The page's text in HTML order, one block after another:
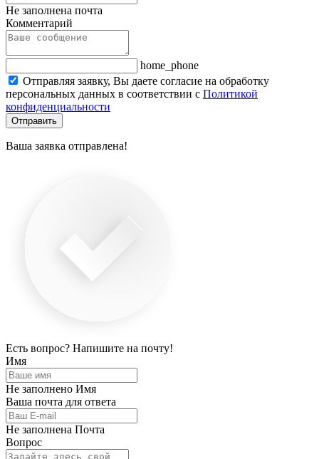
Не заполнена почта
Комментарий
home_phone
Отправляя заявку, Вы даете согласие на обработку
персональных данных в соответствии с Политикой
конфиденциальности
Отправить
Ваша заявка отправлена!
Есть вопрос? Напишите на почту!
Имя
Не заполнено Имя
Ваша почта для ответа
Не заполнена Почта
Вопрос